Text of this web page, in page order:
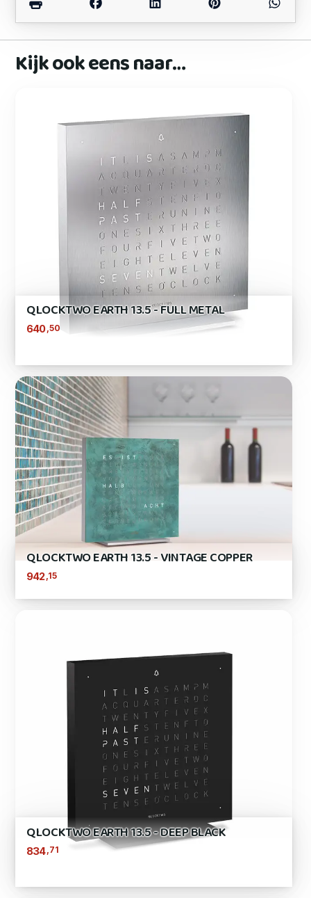
Kijk ook eens naar…
QLOCKTWO EARTH 13.5 - FULL METAL
640 ,50
QLOCKTWO EARTH 13.5 - VINTAGE COPPER
942 ,15
QLOCKTWO EARTH 13.5 - DEEP BLACK
834,71